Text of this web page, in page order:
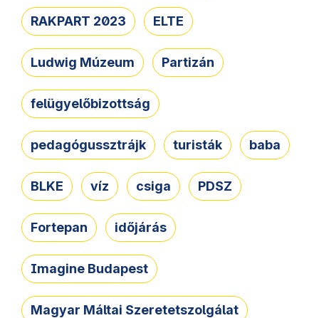
RAKPART 2023 ELTE
Ludwig Múzeum Partizán
felügyelőbizottság
pedagógussztrájk turisták baba
BLKE víz csiga PDSZ
Fortepan időjárás
Imagine Budapest
Magyar Máltai Szeretetszolgálat